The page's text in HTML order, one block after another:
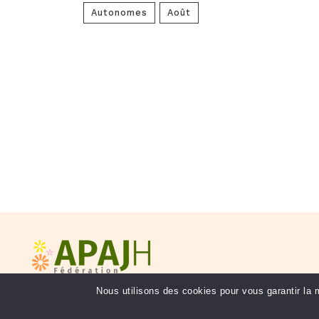
Autonomes Août
Nous utilisons des cookies pour vous garantir la